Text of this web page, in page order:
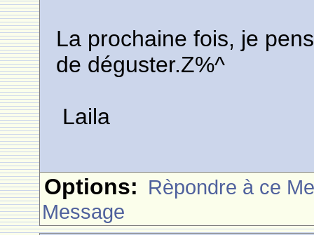
La prochaine fois, je
de déguster.Z%^
Laila
Options: Rèpondre à ce
Message